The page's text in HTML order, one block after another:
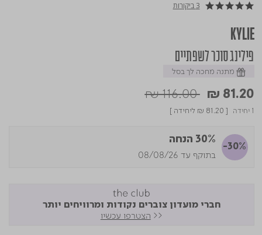
5.0 star rating 3 ביקורות
KYLIE
פילינג סוכר לשפתיים
מתנה מחכה לך בסל
Price reduced from
₪ 116.00to₪ 81.20
1 יחידה [
₪ 81.20 ליחידה ]
-30%
30% הנחה
בתוקף עד 08/08/26
חברי מועדון צוברים נקודות ומרוויחים יותר
<< הצטרפו עכשיו